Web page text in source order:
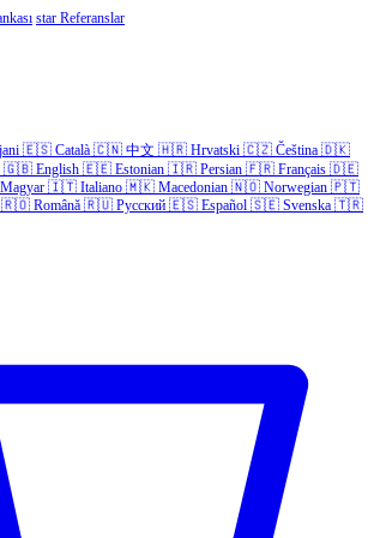
star Referanslar
🇪🇸 Català 🇨🇳 中文 🇭🇷 Hrvatski 🇨🇿 Čeština 🇩🇰
🇬🇧 English 🇪🇪 Estonian 🇮🇷 Persian 🇫🇷 Français 🇩🇪
Magyar 🇮🇹 Italiano 🇲🇰 Macedonian 🇳🇴 Norwegian 🇵🇹
🇷🇴 Română 🇷🇺 Русский 🇪🇸 Español 🇸🇪 Svenska 🇹🇷